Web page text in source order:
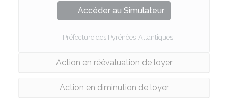
Accéder au Simulateur
Préfecture des Pyrénées-Atlantiques
Action en réévaluation de loyer
Action en diminution de loyer